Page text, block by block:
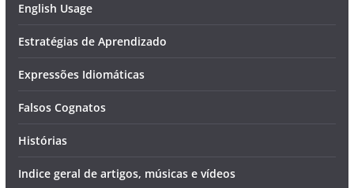
English Usage
Estratégias de Aprendizado
Expressões Idiomáticas
Falsos Cognatos
Histórias
Indice geral de artigos, músicas e vídeos